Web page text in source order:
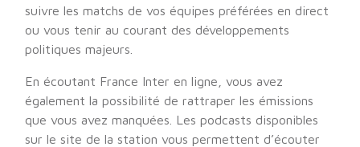
suivre les matchs de vos équipes préférées en direct
ou vous tenir au courant des développements
politiques majeurs.
En écoutant France Inter en ligne, vous avez
également la possibilité de rattraper les émissions
que vous avez manquées. Les podcasts disponibles
sur le site de la station vous permettent d’écouter